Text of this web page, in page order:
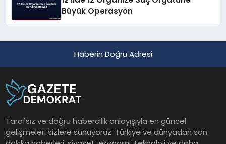
Büyük Operasyon
Haberin Doğru Adresi
Tarafsız ve doğru habercilik anlayışıyla en güncel
gelişmeleri sizlere sunuyoruz. Türkiye ve dünyadan son